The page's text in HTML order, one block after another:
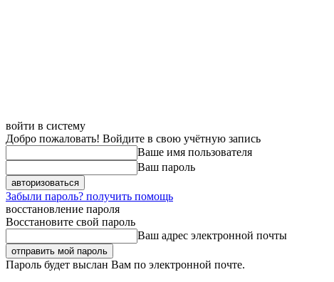
войти в систему
Добро пожаловать! Войдите в свою учётную запись
Ваше имя пользователя
Ваш пароль
Забыли пароль? получить помощь
восстановление пароля
Восстановите свой пароль
Ваш адрес электронной почты
Пароль будет выслан Вам по электронной почте.